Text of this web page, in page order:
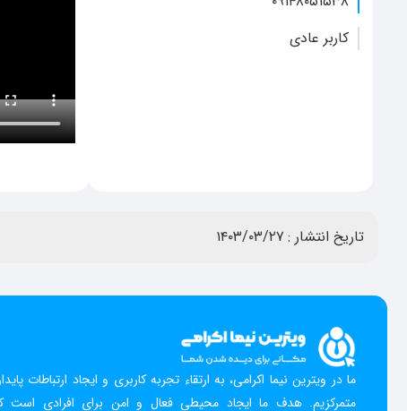
کاربر عادی
تاریخ انتشار : ۱۴۰۳/۰۳/۲۷
ما در ویترین نیما اکرامی، به ارتقاء تجربه کاربری و ایجاد ارتباطات
متمرکزیم. هدف ما ایجاد محیطی فعال و امن برای افرادی است